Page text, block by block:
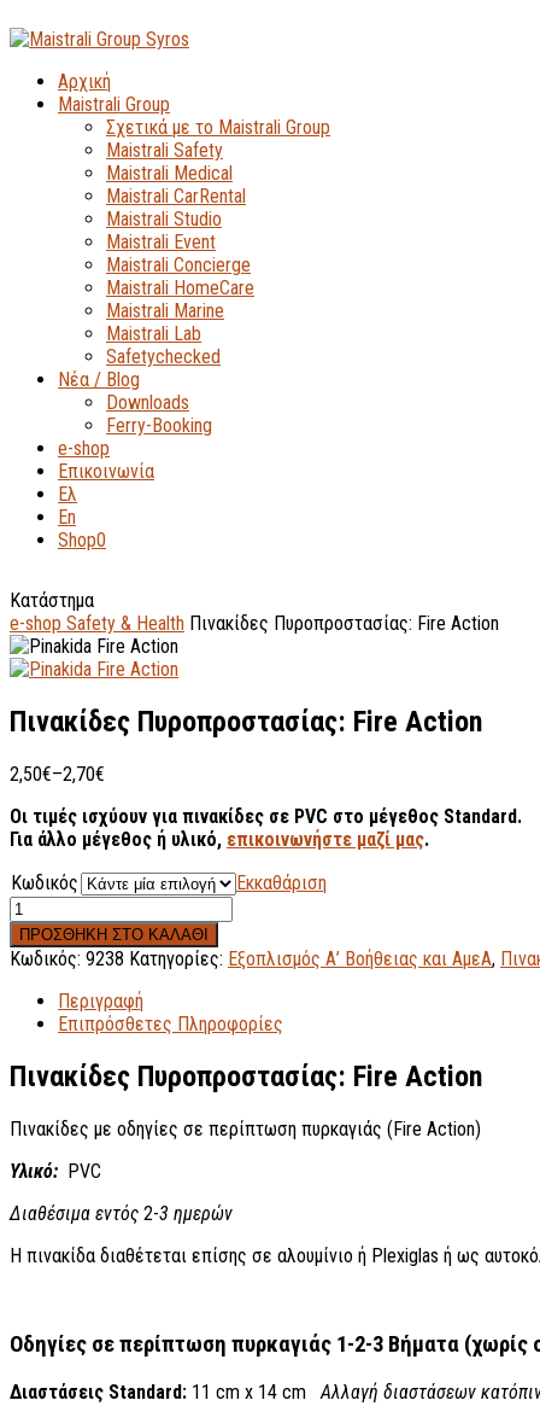
Αρχική
Maistrali Group
Σχετικά με το Maistrali Group
Maistrali Safety
Maistrali Medical
Maistrali CarRental
Maistrali Studio
Maistrali Event
Maistrali Concierge
Maistrali HomeCare
Maistrali Marine
Maistrali Lab
Safetychecked
Νέα / Blog
Downloads
Ferry-Booking
e-shop
Επικοινωνία
Ελ
En
Shop0
Κατάστημα
e-shop Safety & Health Πινακίδες Πυροπροστασίας: Fire Action
Πινακίδες Πυροπροστασίας: Fire Action
2,50€–2,70€
Οι τιμές ισχύουν για πινακίδες σε PVC στο μέγεθος Standard.
Για άλλο μέγεθος ή υλικό, επικοινωνήστε μαζί μας.
Κωδικός
Εκκαθάριση
ΠΡΟΣΘΗΚΗ ΣΤΟ ΚΑΛΑΘΙ
Κωδικός: 9238 Κατηγορίες: Εξοπλισμός Α’ Βοήθειας και ΑμεΑ,
Περιγραφή
Επιπρόσθετες Πληροφορίες
Πινακίδες Πυροπροστασίας: Fire Action
Πινακίδες με οδηγίες σε περίπτωση πυρκαγιάς (Fire Action)
Υλικό: PVC
Διαθέσιμα εντός 2-3 ημερών
Η πινακίδα διαθέτεται επίσης σε αλουμίνιο ή Plexiglas ή ως
Οδηγίες σε περίπτωση πυρκαγιάς 1-2-3 Βήματα
Διαστάσεις Standard: 11 cm x 14 cmΑλλαγή διαστάσεων